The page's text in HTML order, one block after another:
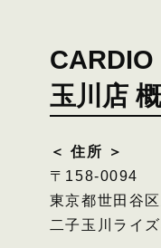
玉川店
＜ 住所 ＞
〒158-0094
東京都世田谷
二子玉川ライ